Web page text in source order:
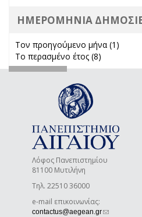
ΗΜΕΡΟΜΗΝΙΑ
Τον προηγούμενο μήνα (1)
Το περασμένο έτος (8)
Λόφος Πανεπιστημίου
81100 Μυτιλήνη
Τηλ. 22510 36000
e-mail επικοινωνίας:
contactus@aegean.gr(link sends